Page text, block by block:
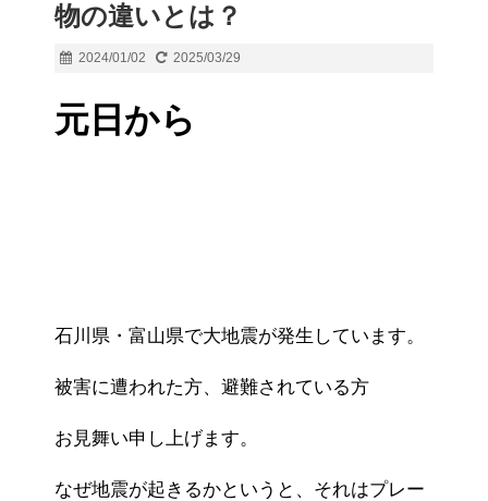
物の違いとは？
2024/01/02 2025/03/29
元日から
石川県・富山県で大地震が発生しています。
被害に遭われた方、避難されている方
お見舞い申し上げます。
なぜ地震が起きるかというと、それはプレー